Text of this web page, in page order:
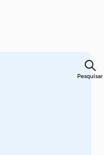
Pesquisar